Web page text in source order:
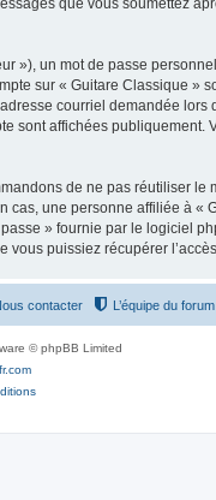
que vous soumettez
»), un mot de passe
sur « Guitare Classique »
courriel demandée
sont affichées
de ne pas réutiliser le
une personne affiliée à «
» fournie par le logiciel
puissiez récupérer
L’équipe du forum
contacter
© phpBB Limited